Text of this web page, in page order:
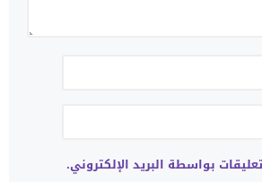
بواسطة البريد الإلكتروني.